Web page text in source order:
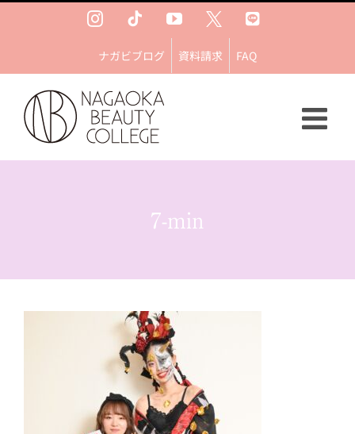
InstagramTiktokYouTube
Ｘ LINE
ナガビブログ 資料請求 FAQ
7-min